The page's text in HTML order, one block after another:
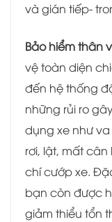
và gián tiếp-
Bảo hiểm thân
vệ toàn diện
đến hệ thống
những rủi ro
dụng xe như
rơi, lật, mất
chí cướp xe.
bạn còn được
giảm thiểu tổn